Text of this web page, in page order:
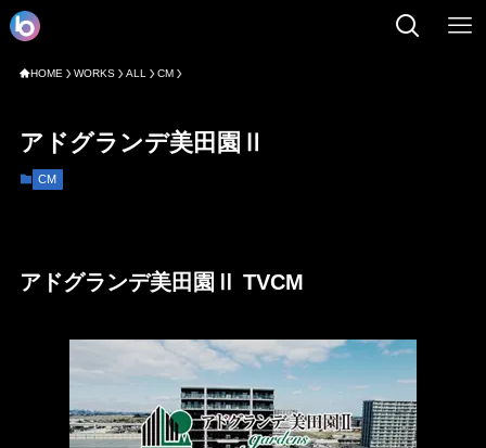
HOME WORKS ALL CM
アドグランデ美田園Ⅱ
CM
アドグランデ美田園Ⅱ TVCM